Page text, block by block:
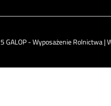
- Wyposażenie Rolnictwa |